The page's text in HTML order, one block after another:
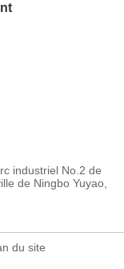
industriel No.2 de
de Ningbo Yuyao,
du site